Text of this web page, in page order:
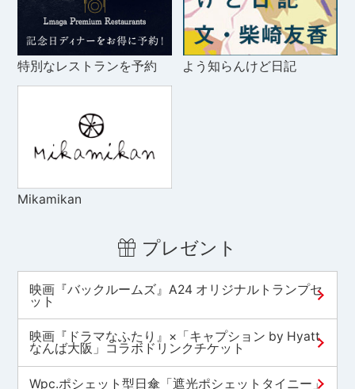
特別なレストランを予約 よう知らんけど日記
Mikamikan
プレゼント
映画『バックルームズ』A24 オリジナルトランプセ
ット
映画『ドラマなふたり』×「キャプション by Hyatt
なんば大阪」コラボドリンクチケット
Wpc.ポシェット型日傘「遮光ポシェットタイニー」